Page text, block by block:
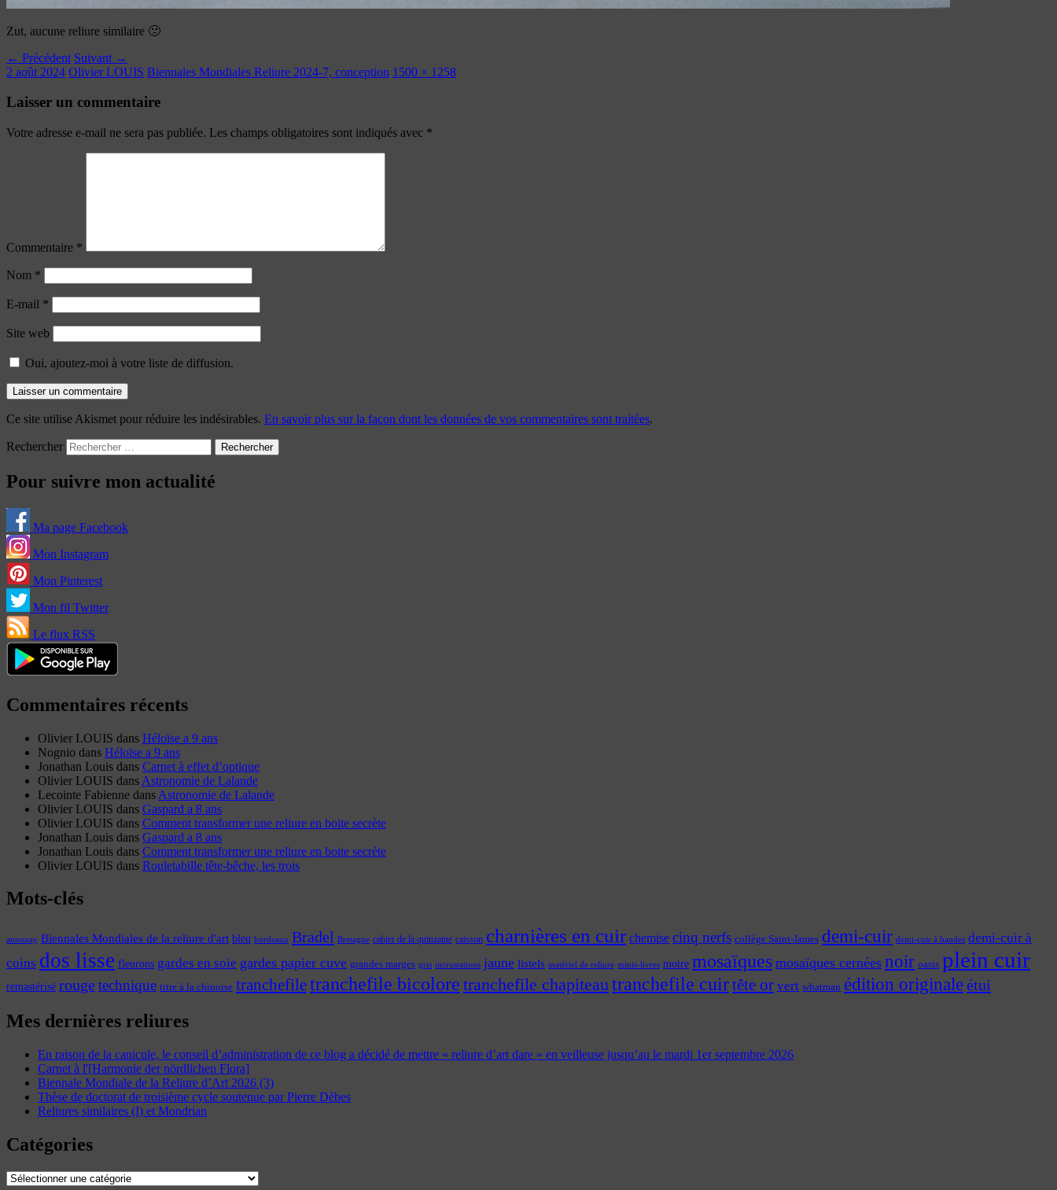
Zut, aucune reliure similaire 🙁
← Précédent Suivant →
2 août 2024 Olivier LOUIS Biennales Mondiales Reliure 2024-7, conception 1500 × 1258
Laisser un commentaire
Votre adresse e-mail ne sera pas publiée. Les champs obligatoires sont indiqués avec *
Commentaire *
Nom *
E-mail *
Site web
Oui, ajoutez-moi à votre liste de diffusion.
Ce site utilise Akismet pour réduire les indésirables. En savoir plus sur la façon dont les données de vos commentaires sont traitées.
Rechercher
Pour suivre mon actualité
Ma page Facebook
Mon Instagram
Mon Pinterest
Mon fil Twitter
Le flux RSS
Commentaires récents
Olivier LOUIS dans Héloïse a 9 ans
Nognio dans Héloïse a 9 ans
Jonathan Louis dans Carnet à effet d’optique
Olivier LOUIS dans Astronomie de Lalande
Lecointe Fabienne dans Astronomie de Lalande
Olivier LOUIS dans Gaspard a 8 ans
Olivier LOUIS dans Comment transformer une reliure en boite secrète
Jonathan Louis dans Gaspard a 8 ans
Jonathan Louis dans Comment transformer une reliure en boite secrète
Olivier LOUIS dans Rouletabille tête-bêche, les trois
Mots-clés
annonay Biennales Mondiales de la reliure d'art bleu bordeaux Bradel Bretagne cahier de la quinzaine caisson charnières en cuir chemise cinq nerfs collège Saint-James demi-cuir demi-cuir à bandes demi-cuir à
coins dos lisse fleurons gardes en soie gardes papier cuve grandes marges gris incrustations jaune listels matériel de reliure minis-livres moire mosaïques mosaïques cernées noir oasis plein cuir
remastérisé rougetechnique titre à la chinoise tranchefiletranchefile bicolore tranchefile chapiteautranchefile cuirtête or vert whatman édition originaleétui
Mes dernières reliures
En raison de la canicule, le conseil d’administration de ce blog a décidé de mettre « reliure d’art dare » en veilleuse jusqu’au le mardi 1er septembre 2026
Carnet à l'[Harmonie der nördlichen Flora]
Biennale Mondiale de la Reliure d’Art 2026 (3)
Thèse de doctorat de troisième cycle soutenue par Pierre Dèbes
Reliures similaires (I) et Mondrian
Catégories
Catégories